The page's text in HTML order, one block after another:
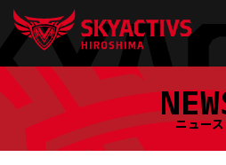
Skip
to
content
ニュース